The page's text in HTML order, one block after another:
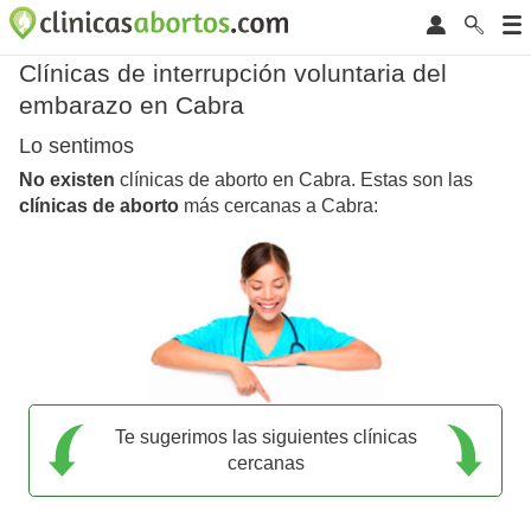
Clínicas de interrupción voluntaria del
embarazo en Cabra
Lo sentimos
No existen clínicas de aborto en Cabra. Estas son las
clínicas de aborto más cercanas a Cabra:
Te sugerimos las siguientes clínicas
cercanas